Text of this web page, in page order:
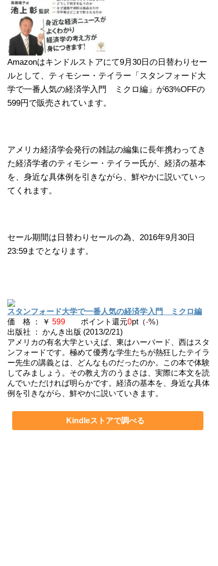
Amazonはキンドルストアにて9月30日の日替わりセー
ルとして、ティモシー・テイラー「スタンフォード大
学で一番人気の経済学入門 ミクロ編」が63%OFFの
599円で販売されています。
アメリカ経済学会発行の雑誌の編集に長年携わってき
た経済学者のティモシー・テイラー氏が、経済の基本
を、身近な具体例を引きながら、鮮やかに説いていっ
てくれます。
セール期間は日替わりセールの為、2016年9月30日
23:59までとなります。
スタンフォード大学で一番人気の経済学入門 ミクロ編
価 格 ： ￥ 599 ポイント還元0pt（-%）
出版社 ： かんき出版 (2013/2/21)
アメリカの有名大学といえば、東はハーバード、西はスタ
ンフォードです。極めて優秀な学生たちが熱狂したテイラ
ー先生の講義とは、どんなものだったのか。この本で体験
してみましょう。その教え方のうまさは、実際に本文を読
んでいただければ明らかです。経済の基本を、身近な具体
例を引きながら、鮮やかに説いていきます。
Kindleストアで調べる